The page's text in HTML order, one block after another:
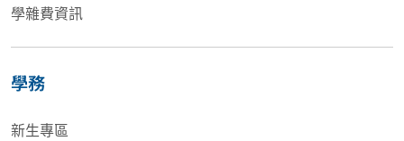
學雜費資訊
學務
新生專區